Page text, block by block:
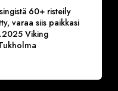
60+ risteily
varaa siis paikkasi
Viking